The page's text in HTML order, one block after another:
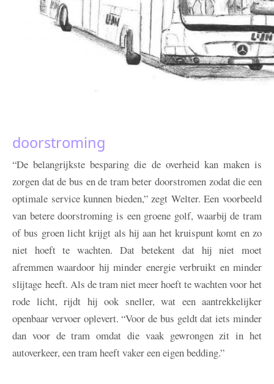
doorstroming
“De belangrijkste besparing die de overheid kan maken is
zorgen dat de bus en de tram beter doorstromen zodat die een
optimale service kunnen bieden,” zegt Welter. Een voorbeeld
van betere doorstroming is een groene golf, waarbij de tram
of bus groen licht krijgt als hij aan het kruispunt komt en zo
niet hoeft te wachten. Dat betekent dat hij niet moet
afremmen waardoor hij minder energie verbruikt en minder
slijtage heeft. Als de tram niet meer hoeft te wachten voor het
rode licht, rijdt hij ook sneller, wat een aantrekkelijker
openbaar vervoer oplevert. “Voor de bus geldt dat iets minder
dan voor de tram omdat die vaak gewrongen zit in het
autoverkeer, een tram heeft vaker een eigen bedding.”